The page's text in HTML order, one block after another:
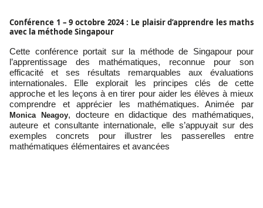
Conférence 1 – 9 octobre 2024 : Le plaisir d’apprendre les maths
avec la méthode Singapour
Cette conférence portait sur la méthode de Singapour pour
l’apprentissage des mathématiques, reconnue pour son
efficacité et ses résultats remarquables aux évaluations
internationales. Elle explorait les principes clés de cette
approche et les leçons à en tirer pour aider les élèves à mieux
comprendre et apprécier les mathématiques. Animée par
Monica Neagoy, docteure en didactique des mathématiques,
auteure et consultante internationale, elle s’appuyait sur des
exemples concrets pour illustrer les passerelles entre
mathématiques élémentaires et avancées